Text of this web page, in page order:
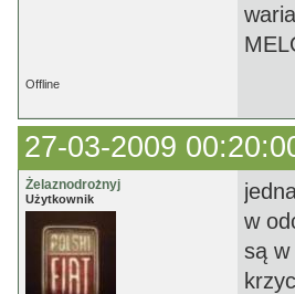
Offline
27-03-2009
Żelaznodrożnyj
Użytkownik
w
są w